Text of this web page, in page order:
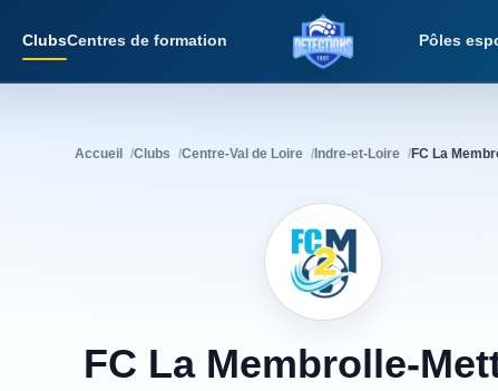
ClubsCentres de formation
Détections Foot
Pôles
Accueil Clubs Centre-Val de Loire Indre-et-Loire FC La
FC La Membrolle-